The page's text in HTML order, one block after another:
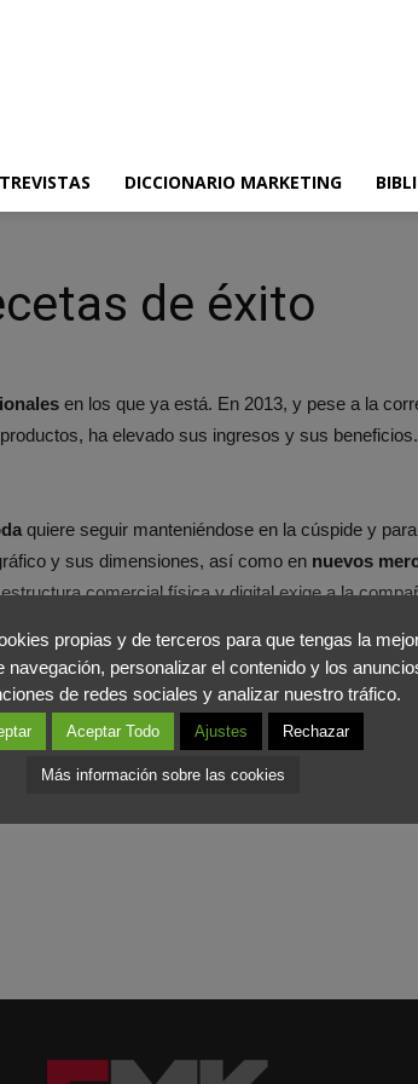
DICCIONARIO MARKETING
de éxito
en los que ya está. En 2013, y pese a la
ha elevado sus ingresos y sus beneficios.
quiere seguir manteniéndose en la cúspide y
y sus dimensiones, así como en nuevos
comercial física y digital exige a la
mundo (331), para totalizar 6.340, y con un
Inditex demuestra que conoce la receta del éxito
propias y de terceros para que tengas la
navegación, personalizar el contenido y los
de redes sociales y analizar nuestro tráfico.
Aceptar Todo Ajustes Rechazar
Más información sobre las cookies